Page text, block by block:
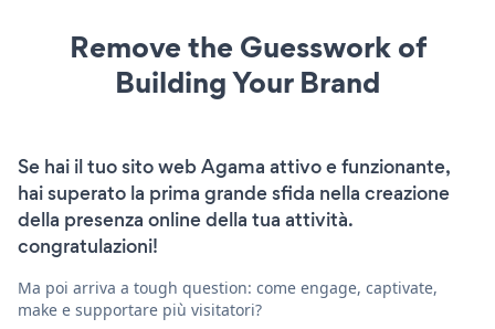
Remove the Guesswork of
Building Your Brand
Se hai il tuo sito web Agama attivo e funzionante,
hai superato la prima grande sfida nella creazione
della presenza online della tua attività.
congratulazioni!
Ma poi arriva a tough question: come engage, captivate,
make e supportare più visitatori?